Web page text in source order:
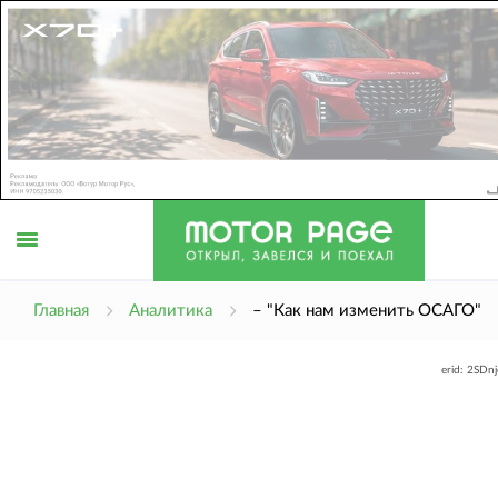
Главная Аналитика – "Как нам изменить ОСАГО"
erid: